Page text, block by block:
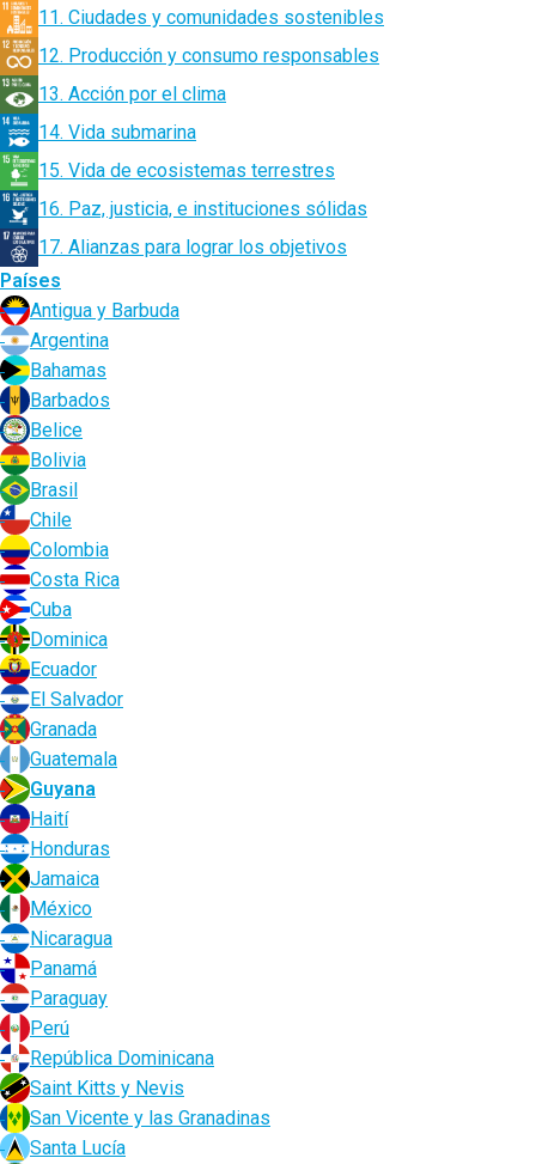
11. Ciudades y comunidades sostenibles
12. Producción y consumo responsables
13. Acción por el clima
14. Vida submarina
15. Vida de ecosistemas terrestres
16. Paz, justicia, e instituciones sólidas
17. Alianzas para lograr los objetivos
Países
Antigua y Barbuda
Argentina
Bahamas
Barbados
Belice
Bolivia
Brasil
Chile
Colombia
Costa Rica
Cuba
Dominica
Ecuador
El Salvador
Granada
Guatemala
Guyana
Haití
Honduras
Jamaica
México
Nicaragua
Panamá
Paraguay
Perú
República Dominicana
Saint Kitts y Nevis
San Vicente y las Granadinas
Santa Lucía